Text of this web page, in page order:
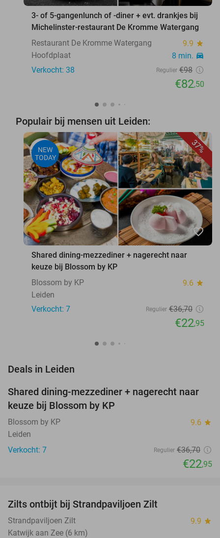
3- of 5-gangenlunch of -diner + evt. drankjes bij
Michelinster-restaurant De Kromme Watergang
Restaurant De Kromme Watergang
9.9 star
Hoofdplaat 8 min. directions_car
Verkocht: 38 Regulier €98
€82,50
Populair bij mensen uit Leiden:
37%
NEW
TODAY
favorite_border
Shared dining-mezzediner + nagerecht naar
keuze bij Blossom by KP
Blossom by KP
9.6 star
Leiden
Verkocht: 7
Regulier €36,70
€22,95
Deals in Leiden
37%
TODAY
Shared dining-mezzediner + nagerecht naar
keuze bij Blossom by KP
Blossom by KP 9.6 star
Leiden
Verkocht: 7
Regulier €36,70
€22,95
Zilts ontbijt bij Strandpaviljoen Zilt
Strandpaviljoen Zilt 9.9 star
Katwijk aan Zee (6 km)